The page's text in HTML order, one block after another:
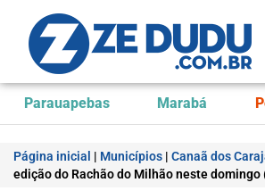
Parauapebas Marabá
Página inicial | Municípios | Canaã dos
edição do Rachão do Milhão neste domingo